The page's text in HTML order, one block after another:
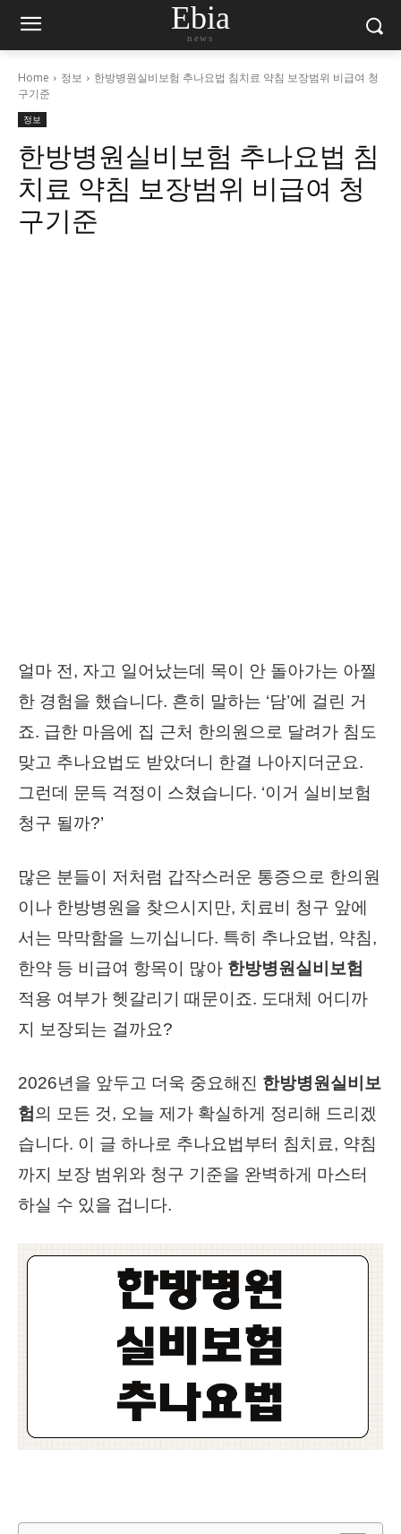
Ebia
news
Home 정보
한방병원실비보험 추나요법 침치료 약침 보장범위 비급여 청
구기준
정보
한방병원실비보험 추나요법 침
치료 약침 보장범위 비급여 청
구기준
얼마 전, 자고 일어났는데 목이 안 돌아가는 아찔
한 경험을 했습니다. 흔히 말하는 ‘담’에 걸린 거
죠. 급한 마음에 집 근처 한의원으로 달려가 침도
맞고 추나요법도 받았더니 한결 나아지더군요.
그런데 문득 걱정이 스쳤습니다. ‘이거 실비보험
청구 될까?’
많은 분들이 저처럼 갑작스러운 통증으로 한의원
이나 한방병원을 찾으시지만, 치료비 청구 앞에
서는 막막함을 느끼십니다. 특히 추나요법, 약침,
한약 등 비급여 항목이 많아 한방병원실비보험
적용 여부가 헷갈리기 때문이죠. 도대체 어디까
지 보장되는 걸까요?
2026년을 앞두고 더욱 중요해진 한방병원실비보
험의 모든 것, 오늘 제가 확실하게 정리해 드리겠
습니다. 이 글 하나로 추나요법부터 침치료, 약침
까지 보장 범위와 청구 기준을 완벽하게 마스터
하실 수 있을 겁니다.